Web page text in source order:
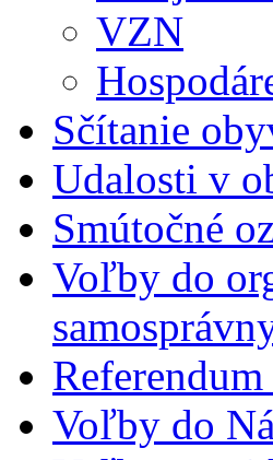
VZN
Sčítanie
Udalosti v
Smútočné
Voľby do
Voľby do